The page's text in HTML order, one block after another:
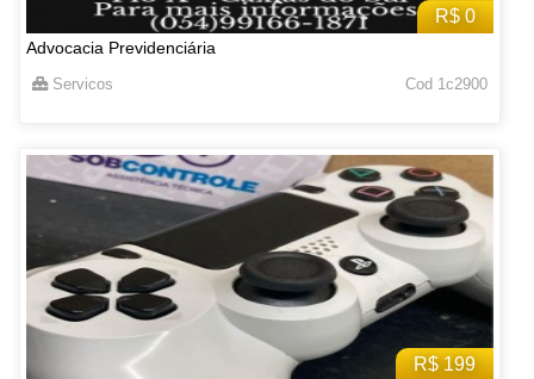
R$ 0
Advocacia Previdenciária
Servicos Cod 1c2900
R$ 199